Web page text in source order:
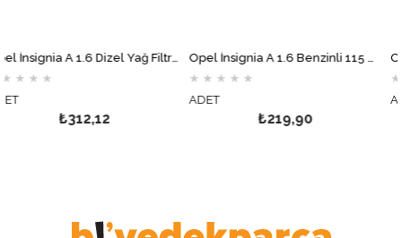
Opel İnsignia A 1.6 Dizel Yağ Filtresi MOTOCAR
₺312,12
Opel İnsignia A 1.6 Benzinli 115 BG Gaz Kelebek Hortumu
★ ★
₺219,90
★